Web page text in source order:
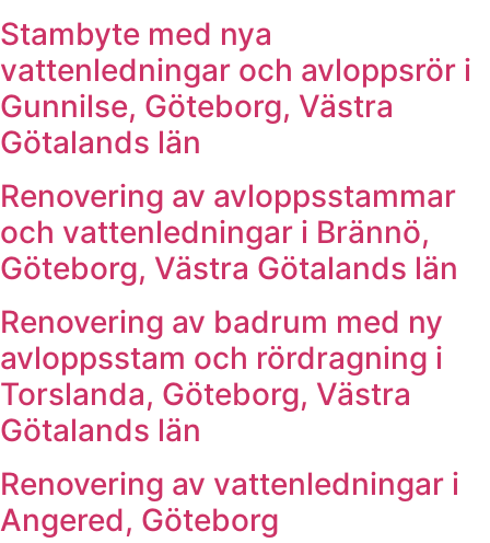
Stambyte med nya
vattenledningar och avloppsrör i
Gunnilse, Göteborg, Västra
Götalands län
Renovering av avloppsstammar
och vattenledningar i Brännö,
Göteborg, Västra Götalands län
Renovering av badrum med ny
avloppsstam och rördragning i
Torslanda, Göteborg, Västra
Götalands län
Renovering av vattenledningar i
Angered, Göteborg